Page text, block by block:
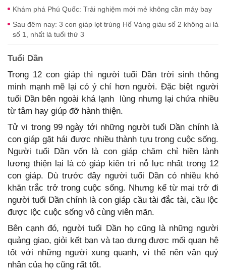
Khám phá Phú Quốc: Trải nghiệm mới mẻ không cần máy bay
Sau đêm nay: 3 con giáp lọt trúng Hố Vàng giàu số 2 không ai là
số 1, nhất là tuổi thứ 3
Tuổi Dần
Trong 12 con giáp thì người tuổi Dần trời sinh thông
minh mạnh mẽ lại có ý chí hơn người. Đặc biệt người
tuổi Dần bên ngoài khá lạnh lùng nhưng lại chứa nhiều
từ tâm hay giúp đỡ hành thiện.
Tử vi trong 99 ngày tới những người tuổi Dần chính là
con giáp gặt hái được nhiều thành tựu trong cuộc sống.
Người tuổi Dần vốn là con giáp chăm chỉ hiền lành
lương thiện lại là có giáp kiên trì nỗ lực nhất trong 12
con giáp. Dù trước đây người tuổi Dần có nhiều khó
khăn trắc trở trong cuộc sống. Nhưng kể từ mai trở đi
người tuổi Dần chính là con giáp cầu tài đắc tài, cầu lộc
được lộc cuộc sống vô cùng viên mãn.
Bên cạnh đó, người tuổi Dần họ cũng là những người
quảng giao, giỏi kết bạn và tạo dựng được mối quan hệ
tốt với những người xung quanh, vì thế nên vận quý
nhân của họ cũng rất tốt.